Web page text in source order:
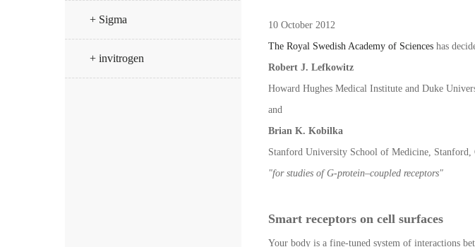
+ Sigma
+ invitrogen
10 October 2012
The Royal Swedish Academy of Sciences has
Robert J. Lefkowitz
Howard Hughes Medical Institute and Duke
and
Brian K. Kobilka
Stanford University School of Medicine, Stanford,
"for studies of G-protein–coupled receptors"
Smart receptors on cell surfaces
Your body is a fine-tuned system of interactions